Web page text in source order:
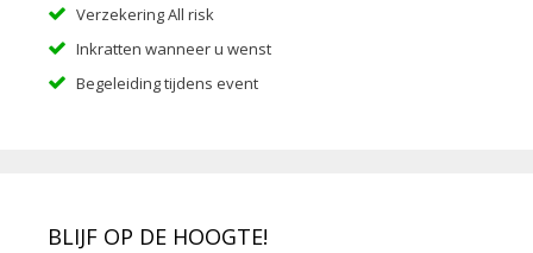
Verzekering All risk
Inkratten wanneer u wenst
Begeleiding tijdens event
BLIJF OP DE HOOGTE!